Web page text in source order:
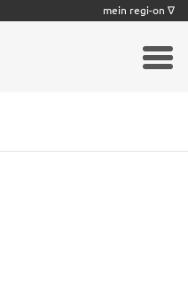
mein regi-on ∇